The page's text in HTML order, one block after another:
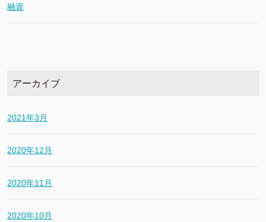
融資
アーカイブ
2021年3月
2020年12月
2020年11月
2020年10月